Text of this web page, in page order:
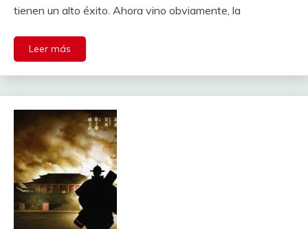
tienen un alto éxito. Ahora vino obviamente, la
Leer más